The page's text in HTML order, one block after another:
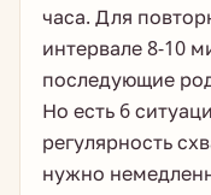
часа. Для
интервале 8-10
последующие
Но есть 6
регулярность
нужно